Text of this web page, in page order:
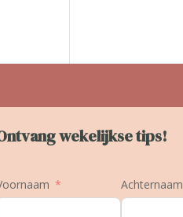
wekelijkse tips!
Achternaam